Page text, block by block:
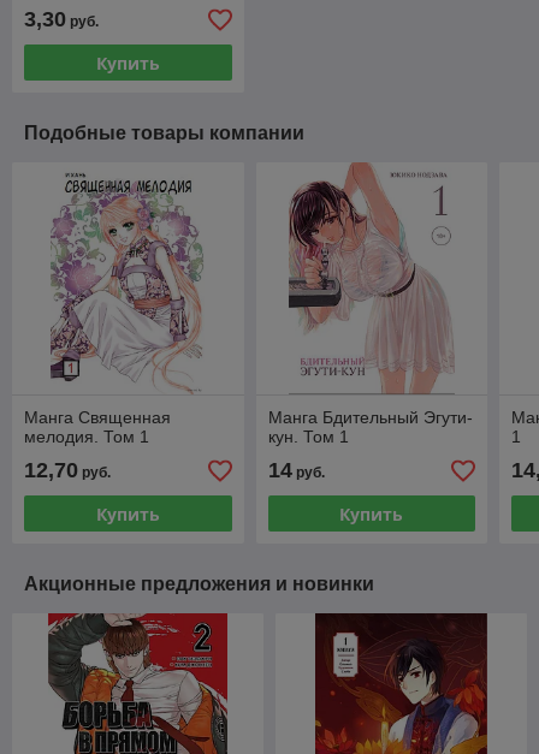
3,30 руб.
Купить
Подобные товары компании
Манга Священная
мелодия. Том 1
12,70 руб.
Купить
Манга Бдительный Эгути-
кун. Том 1
14руб.
Купить
1
Акционные предложения и новинки